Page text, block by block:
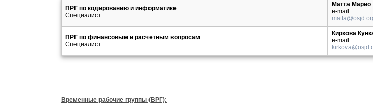
ПРГ по кодированию и информатике
Специалист
Матта Марио
e-mail:
ПРГ по финансовым и расчетным вопросам
Специалист
Киркова
e-mail:
Временные рабочие группы (ВРГ):